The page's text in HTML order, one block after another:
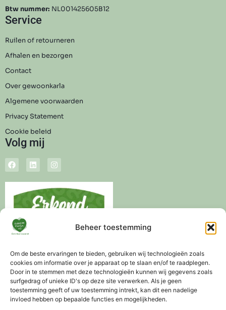
Beheer toestemming
Om de beste ervaringen te bieden, gebruiken wij technologieën zoals
cookies om informatie over je apparaat op te slaan en/of te raadplegen.
Door in te stemmen met deze technologieën kunnen wij gegevens zoals
surfgedrag of unieke ID's op deze site verwerken. Als je geen
toestemming geeft of uw toestemming intrekt, kan dit een nadelige
invloed hebben op bepaalde functies en mogelijkheden.
Btw nummer: NL001425605B12
Service
Ruilen of retourneren
Afhalen en bezorgen
Contact
Over gewoonkarla
Algemene voorwaarden
Privacy Statement
Cookie beleid
Volg mij